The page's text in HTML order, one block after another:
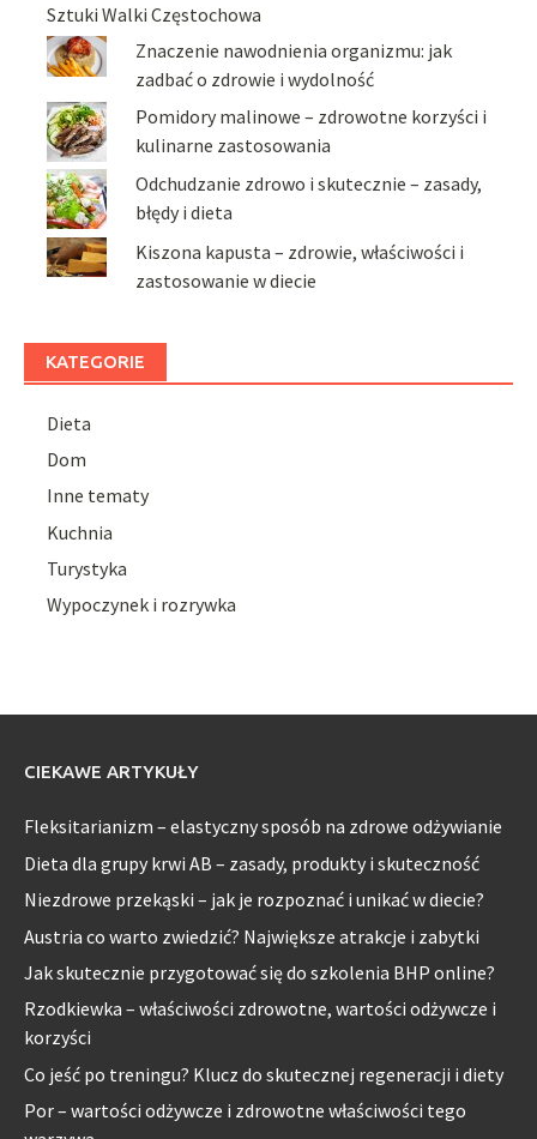
Sztuki Walki Częstochowa
Znaczenie nawodnienia organizmu: jak
zadbać o zdrowie i wydolność
Pomidory malinowe – zdrowotne korzyści i
kulinarne zastosowania
Odchudzanie zdrowo i skutecznie – zasady,
błędy i dieta
Kiszona kapusta – zdrowie, właściwości i
zastosowanie w diecie
KATEGORIE
Dieta
Dom
Inne tematy
Kuchnia
Turystyka
Wypoczynek i rozrywka
CIEKAWE ARTYKUŁY
Fleksitarianizm – elastyczny sposób na zdrowe odżywianie
Dieta dla grupy krwi AB – zasady, produkty i skuteczność
Niezdrowe przekąski – jak je rozpoznać i unikać w diecie?
Austria co warto zwiedzić? Największe atrakcje i zabytki
Jak skutecznie przygotować się do szkolenia BHP online?
Rzodkiewka – właściwości zdrowotne, wartości odżywcze i
korzyści
Co jeść po treningu? Klucz do skutecznej regeneracji i diety
Por – wartości odżywcze i zdrowotne właściwości tego